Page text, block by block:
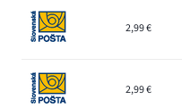
2,99 €
2,99 €